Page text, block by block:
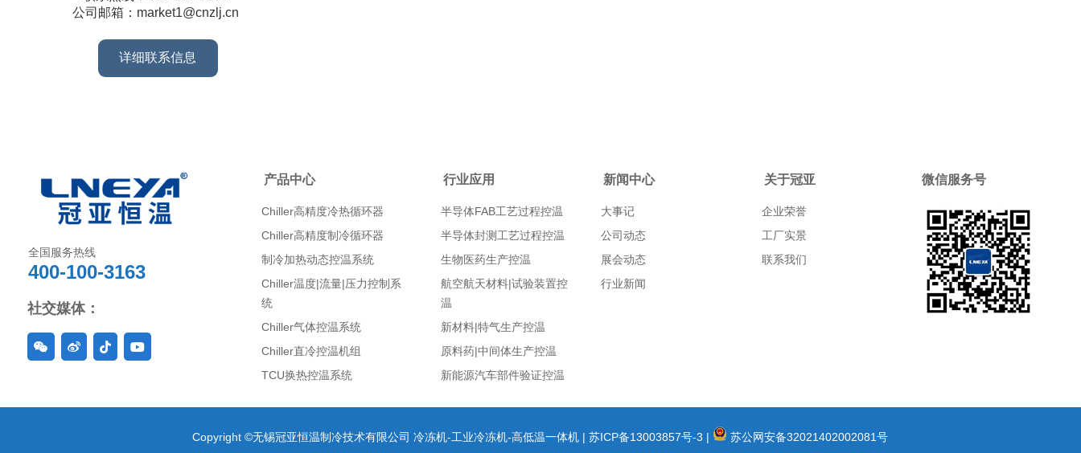
公司邮箱：market1@cnzlj.cn
详细联系信息
全国服务热线
400-100-3163
社交媒体：
产品中心
Chiller高精度冷热循环器
Chiller高精度制冷循环器
制冷加热动态控温系统
Chiller温度|流量|压力控制系
统
Chiller气体控温系统
Chiller直冷控温机组
TCU换热控温系统
行业应用
半导体FAB工艺过程控温
半导体封测工艺过程控温
生物医药生产控温
航空航天材料|试验装置控
温
新材料|特气生产控温
原料药|中间体生产控温
新能源汽车部件验证控温
新闻中心
大事记
公司动态
展会动态
行业新闻
关于冠亚
企业荣誉
工厂实景
联系我们
微信服务号
Copyright ©无锡冠亚恒温制冷技术有限公司 冷冻机-工业冷冻机-高低温一体机 | 苏ICP备13003857号-3 | 苏公网安备32021402002081号